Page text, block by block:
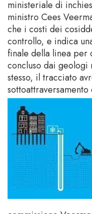
ministeriale di
ministro Cees
che i costi dei
controllo, e indica
finale della linea per
concluso dai geologi
stesso, il tracciato